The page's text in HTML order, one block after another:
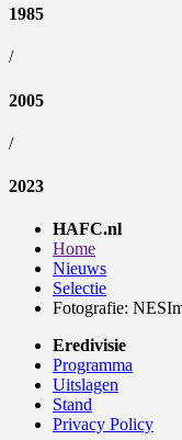
1985
/
2005
/
2023
HAFC.nl
Home
Nieuws
Selectie
Fotografie:
Eredivisie
Programma
Uitslagen
Stand
Privacy Policy